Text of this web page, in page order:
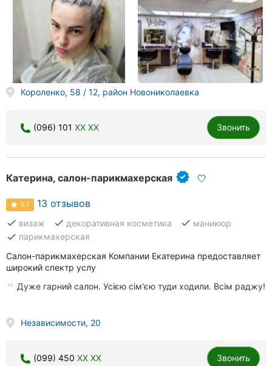
Короленко, 58 / 12, район Новониколаевка
(096) 101 XX XX Звонить
Катерина, салон-парикмахерская
3.7 13 отзывов
done визаж done декоративная косметика done маникюр
done парикмахерская
Салон-парикмахерская Компании Екатерина предоставляет
широкий спектр услу
Дуже гарний салон. Усією сім'єю туди ходили. Всім раджу!
Независимости, 20
(099) 450 XX XX Звонить